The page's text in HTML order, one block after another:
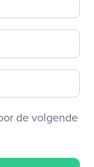
de volgende